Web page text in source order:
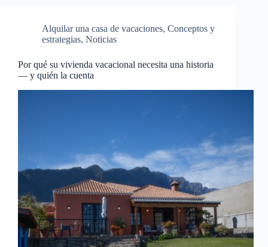
Alquilar una casa de vacaciones, Conceptos y
estrategias, Noticias
Por qué su vivienda vacacional necesita una historia
— y quién la cuenta